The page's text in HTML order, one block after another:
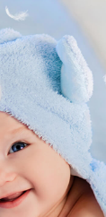
download